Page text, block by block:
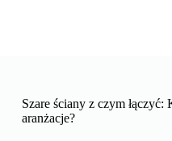
d
Szare ściany z czym łączyć:
aranżacje?